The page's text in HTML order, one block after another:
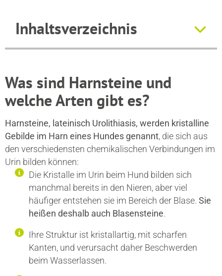
Inhaltsverzeichnis
Was sind Harnsteine und
welche Arten gibt es?
Harnsteine, lateinisch Urolithiasis, werden kristalline
Gebilde im Harn eines Hundes genannt, die sich aus
den verschiedensten chemikalischen Verbindungen im
Urin bilden können:
Die Kristalle im Urin beim Hund bilden sich
manchmal bereits in den Nieren, aber viel
häufiger entstehen sie im Bereich der Blase. Sie
heißen deshalb auch Blasensteine.
Ihre Struktur ist kristallartig, mit scharfen
Kanten, und verursacht daher Beschwerden
beim Wasserlassen.